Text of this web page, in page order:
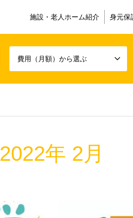
施設・老人ホーム紹介 身元保
費用（月額）から選ぶ
2022年 2月